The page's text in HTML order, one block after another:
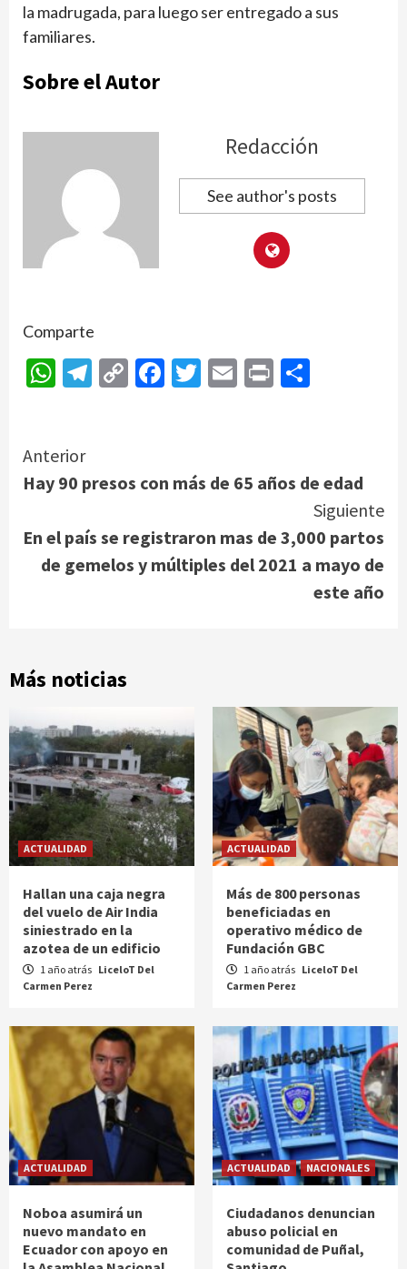
la madrugada, para luego ser entregado a sus
familiares.
Sobre el Autor
Redacción
See author's posts
Comparte
WhatsApp
Telegram
CopyFacebook
Twitter
Email
Print
Continue
Reading
Anterior
Hay 90 presos con más de 65 años de edad
Siguiente
En el país se registraron mas de 3,000 partos
de gemelos y múltiples del 2021 a mayo de
este año
Más noticias
ACTUALIDAD
Hallan una caja negra
del vuelo de Air India
siniestrado en la
azotea de un edificio
1 año atrás LiceloT Del
Carmen Perez
ACTUALIDAD
Más de 800 personas
beneficiadas en
operativo médico de
Fundación GBC
1 año atrás LiceloT Del
Carmen Perez
ACTUALIDAD
Noboa asumirá un
nuevo mandato en
Ecuador con apoyo en
ACTUALIDAD NACIONALES
Ciudadanos denuncian
abuso policial en
comunidad de Puñal,